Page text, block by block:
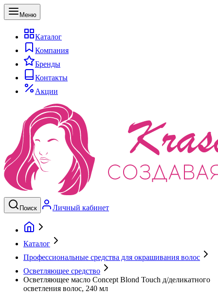
Меню
Каталог
Компания
Бренды
Контакты
Акции
Поиск Личный кабинет
Каталог
Профессиональные средства для окрашивания волос
Осветляющее средство
Осветляющее масло Concept Blond Touch д/деликатного
осветления волос, 240 мл